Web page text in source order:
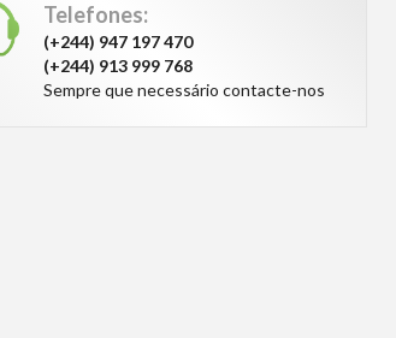
Telefones:
(+244) 947 197 470
(+244) 913 999 768
Sempre que necessário contacte-nos